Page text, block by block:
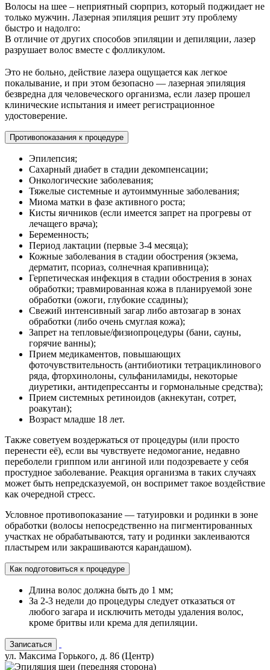
Волосы на шее – неприятный сюрприз, который поджидает не
только мужчин. Лазерная эпиляция решит эту проблему
быстро и надолго:
В отличие от других способов эпиляции и депиляции, лазер
разрушает волос вместе с фолликулом.
Это не больно, действие лазера ощущается как легкое
покалывание, и при этом безопасно — лазерная эпиляция
безвредна для человеческого организма, если лазер прошел
клинические испытания и имеет регистрационное
удостоверение.
Противопоказания к процедуре
Эпилепсия;
Сахарный диабет в стадии декомпенсации;
Онкологические заболевания;
Тяжелые системные и аутоиммунные заболевания;
Миома матки в фазе активного роста;
Кисты яичников (если имеется запрет на прогревы от
лечащего врача);
Беременность;
Период лактации (первые 3-4 месяца);
Кожные заболевания в стадии обострения (экзема,
дерматит, псориаз, солнечная крапивница);
Герпетическая инфекция в стадии обострения в зонах
обработки; травмированная кожа в планируемой зоне
обработки (ожоги, глубокие ссадины);
Свежий интенсивный загар либо автозагар в зонах
обработки (либо очень смуглая кожа);
Запрет на тепловые/физиопроцедуры (бани, сауны,
горячие ванны);
Прием медикаментов, повышающих
фоточувствительность (антибиотики тетрациклинового
ряда, фторхинолоны, сульфаниламиды, некоторые
диуретики, антидепрессанты и гормональные средства);
Прием системных ретиноидов (акнекутан, сотрет,
роакутан);
Возраст младше 18 лет.
Также советуем воздержаться от процедуры (или просто
перенести её), если вы чувствуете недомогание, недавно
переболели гриппом или ангиной или подозреваете у себя
простудное заболевание. Реакция организма в таких случаях
может быть непредсказуемой, он воспримет такое воздействие
как очередной стресс.
Условное противопоказание — татуировки и родинки в зоне
обработки (волосы непосредственно на пигментированных
участках не обрабатываются, тату и родинки заклеиваются
пластырем или закрашиваются карандашом).
Как подготовиться к процедуре
Длина волос должна быть до 1 мм;
За 2-3 недели до процедуры следует отказаться от
любого загара и исключить методы удаления волос,
кроме бритвы или крема для депиляции.
Записаться
ул. Максима Горького, д. 86 (Центр)